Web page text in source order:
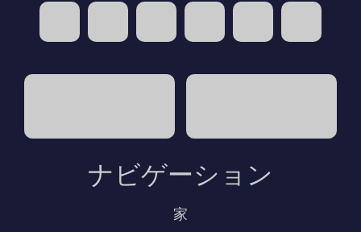
ナビゲーション
家